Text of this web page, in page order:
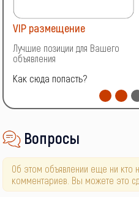
VIP размещение
Лучшие позиции для Вашего
объявления
Как сюда попасть?
Вопросы
Об этом объявлении еще ни кто
комментариев. Вы можете это